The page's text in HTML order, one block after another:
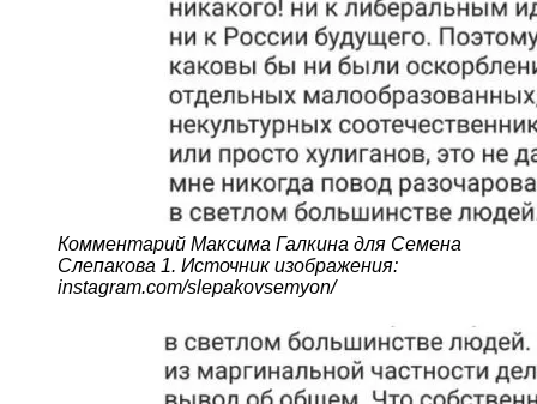
Комментарий Максима Галкина для Семена
Слепакова 1. Источник изображения:
instagram.com/slepakovsemyon/